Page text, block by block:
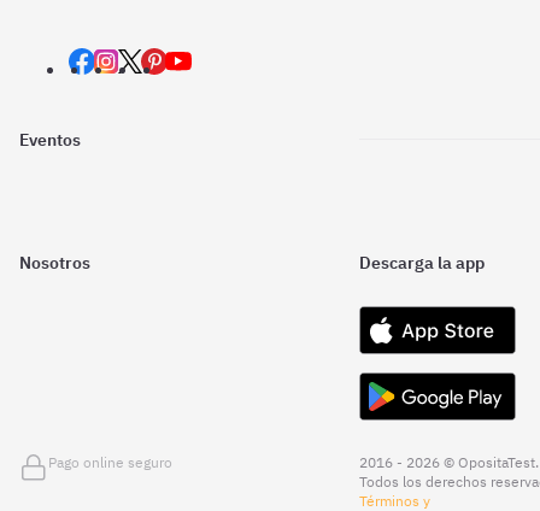
Eventos
Nosotros Descarga la app
Pago online seguro
2016 - 2026 © OpositaTest.
Todos los derechos
Términos y